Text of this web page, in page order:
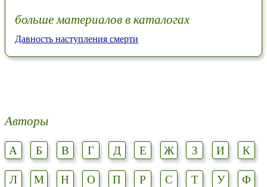
больше материалов в каталогах
Давность наступления смерти
Авторы
А Б В Г Д Е Ж З И
К
Л
М Н О П Р С Т У
Ф